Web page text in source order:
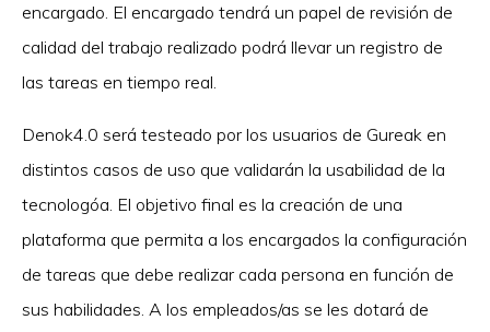
encargado. El encargado tendrá un papel de revisión de
calidad del trabajo realizado podrá llevar un registro de
las tareas en tiempo real.
Denok4.0 será testeado por los usuarios de Gureak en
distintos casos de uso que validarán la usabilidad de la
tecnologóa. El objetivo final es la creación de una
plataforma que permita a los encargados la configuración
de tareas que debe realizar cada persona en función de
sus habilidades. A los empleados/as se les dotará de